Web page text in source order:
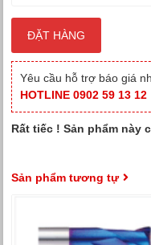
Yêu cầu hỗ trợ báo giá
HOTLINE 0902 59 13 12
Rất tiếc ! Sản phẩm này
Sản phẩm tương tự